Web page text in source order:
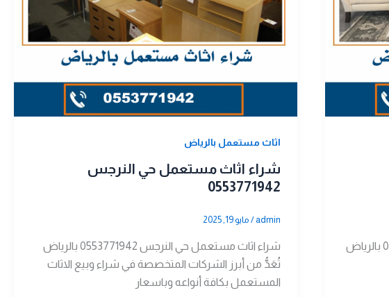
شراء اثاث مستعمل حي الياسمين 0553771942 بالرياض
اثاث مستعمل بالرياض
شراء اثاث مستعمل حي النرجس
0553771942
admin
/ مايو 19, 2025
شراء اثاث مستعمل حي النرجس 0553771942 بالرياض
تُعَدُّ من أبرز الشركات المتخصصة في شراء وبيع الاثاث
المستعمل بكافة أنواعه وباسعار